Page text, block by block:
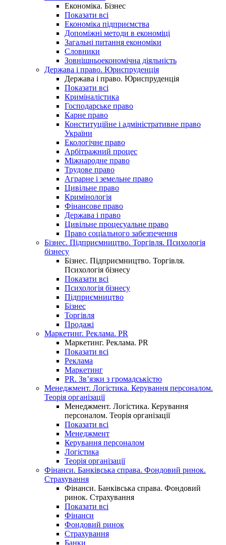
Економіка. Бізнес
Показати всі
Економіка підприємства
Допоміжні методи в економіці
Загальні питання економіки
Словники
Зовнішньоекономічна діяльність
Держава і право. Юриспруденція
Держава і право. Юриспруденція
Показати всі
Криміналістика
Господарське право
Карне право
Конституційне і адміністративне право
України
Екологічне право
Арбітражний процес
Міжнародне право
Трудове право
Аграрне і земельне право
Цивільне право
Кримінологія
Фінансове право
Держава і право
Цивільне процесуальне право
Право соціального забезпечення
Бізнес. Підприємництво. Торгівля. Психологія
бізнесу
Бізнес. Підприємництво. Торгівля.
Психологія бізнесу
Показати всі
Психологія бізнесу
Підприємництво
Бізнес
Торгівля
Продажі
Маркетинг. Реклама. PR
Маркетинг. Реклама. PR
Показати всі
Реклама
Маркетинг
PR. Зв’язки з громадськістю
Менеджмент. Логістика. Керування персоналом.
Теорія організації
Менеджмент. Логістика. Керування
персоналом. Теорія організації
Показати всі
Менеджмент
Керування персоналом
Логістика
Теорія організації
Фінанси. Банківська справа. Фондовий ринок.
Страхування
Фінанси. Банківська справа. Фондовий
ринок. Страхування
Показати всі
Фінанси
Фондовий ринок
Страхування
Банки